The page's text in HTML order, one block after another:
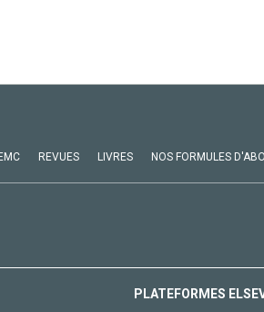
REVUES LIVRES NOS FORMULES
PLATEFORMES